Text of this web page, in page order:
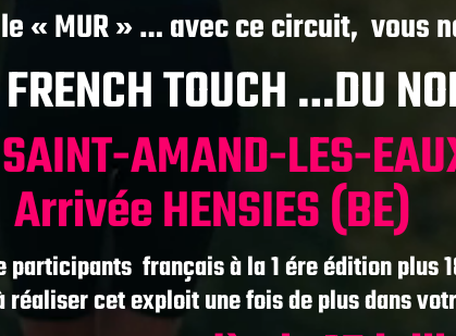
le « MUR » … avec ce circuit,
TOUCH …DU
AMAND-LES-
Arrivée HENSIES (BE)
participants français à la 1 ére édition plus
réaliser cet exploit une fois de plus dans